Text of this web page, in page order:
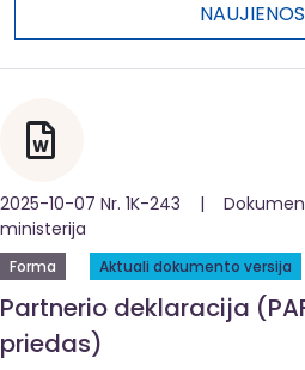
2025-10-07 Nr. 1K-243 |
ministerija
Forma Aktuali dokumento versija
Partnerio deklaracija
priedas)